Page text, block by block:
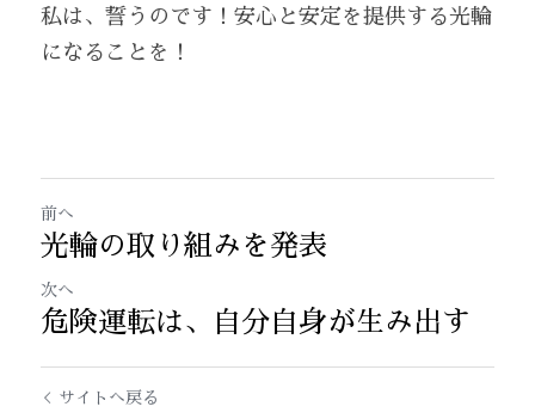
私は、誓うのです！安心と安定を提供する光輪
になることを！
前へ
光輪の取り組みを発表
次へ
危険運転は、自分自身が生み出す
サイトへ戻る